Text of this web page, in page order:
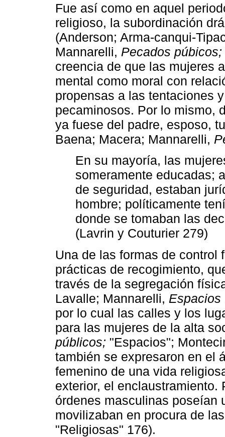
Fue así como en aquel
religioso, la subordinación
(Anderson; Arma-canqui-
Mannarelli, Pecados púbicos;
creencia de que las mujeres
mental como moral con
propensas a las tentaciones
pecaminosos. Por lo mismo,
ya fuese del padre, esposo,
Baena; Macera; Mannarelli,
En su mayoría, las
someramente educadas;
de seguridad, estaban
hombre; políticamente
donde se tomaban las
(Lavrin y Couturier 279)
Una de las formas de control
prácticas de recogimiento,
través de la segregación
Lavalle; Mannarelli, Espacios
por lo cual las calles y los
para las mujeres de la alta
públicos; "Espacios";
también se expresaron en el
femenino de una vida
exterior, el
órdenes masculinas poseían
movilizaban en procura de
"Religiosas" 176).